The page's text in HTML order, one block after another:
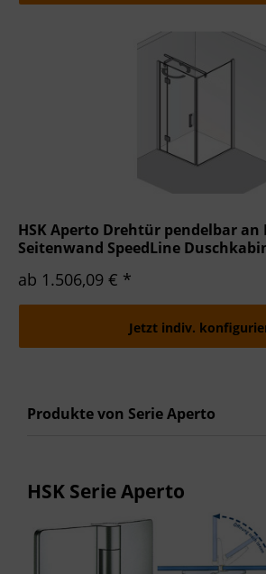
HSK Aperto Drehtür pendelbar
Seitenwand SpeedLine
ab 1.506,09 € *
Jetzt indiv.
Produkte von Serie Aperto
HSK Serie Aperto